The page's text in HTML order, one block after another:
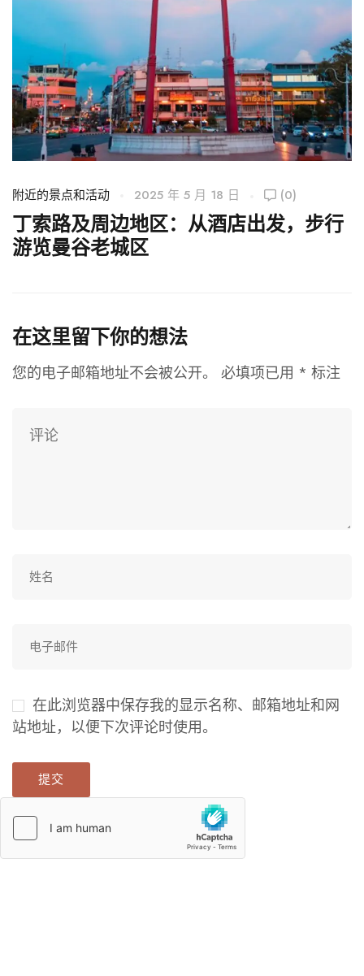
附近的景点和活动 2025 年 5 月 18 日 (0)
丁索路及周边地区：从酒店出发，步行
游览曼谷老城区
在这里留下你的想法
您的电子邮箱地址不会被公开。 必填项已用 * 标注
在此浏览器中保存我的显示名称、邮箱地址和网
站地址，以便下次评论时使用。